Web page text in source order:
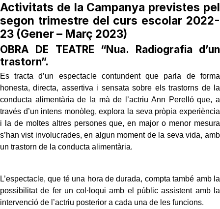
Activitats de la Campanya previstes pel
segon trimestre del curs escolar 2022-
23 (Gener – Març 2023)
OBRA DE TEATRE “Nua. Radiografia d’un
trastorn”.
Es tracta d’un espectacle contundent que parla de forma
honesta, directa, assertiva i sensata sobre els trastorns de la
conducta alimentària de la mà de l’actriu Ann Perelló que, a
través d’un intens monòleg, explora la seva pròpia experiència
i la de moltes altres persones que, en major o menor mesura
s’han vist involucrades, en algun moment de la seva vida, amb
un trastorn de la conducta alimentària.
L’espectacle, que té una hora de durada, compta també amb la
possibilitat de fer un col·loqui amb el públic assistent amb la
intervenció de l’actriu posterior a cada una de les funcions.